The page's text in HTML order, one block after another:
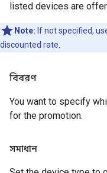
listed devices are
Note: If not specified,
discounted rate.
বিবরণ
You want to specify
for the promotion.
সমাধান